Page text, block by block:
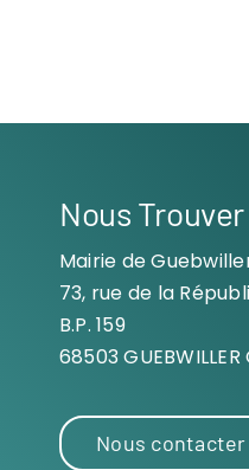
Nous Trouver
Mairie de
73, rue de la
B.P. 159
68503 GUEBWILLER
Nous contacter